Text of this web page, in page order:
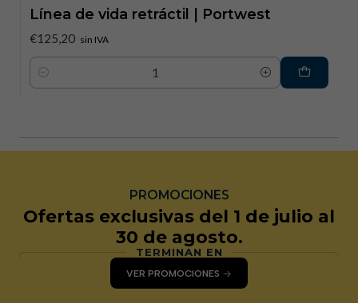
Línea de vida retráctil | Portwest
€125,20 sin IVA
Cantidad
PROMOCIONES
Ofertas exclusivas del 1 de julio al
30 de agosto.
TERMINAN EN
VER PROMOCIONES